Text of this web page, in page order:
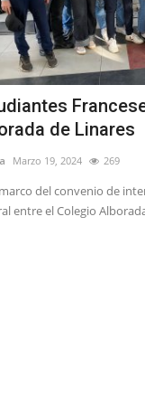
de Linares
Marzo 19, 2024 269
del convenio de
entre el Colegio